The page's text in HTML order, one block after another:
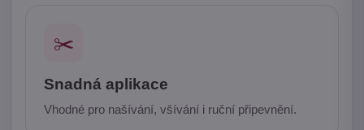
✂️
Snadná aplikace
Vhodné pro našívání, všívání i ruční připevnění.